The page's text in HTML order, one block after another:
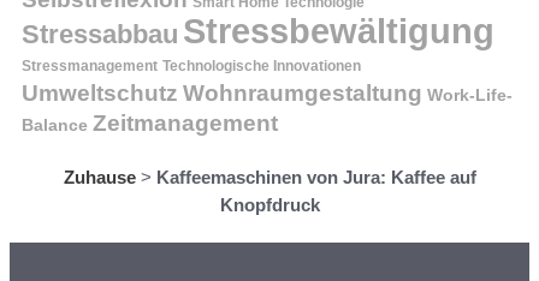
Stressabbau Stressbewältigung
Stressmanagement Technologische Innovationen
Umweltschutz Wohnraumgestaltung Work-Life-
Balance Zeitmanagement
Zuhause> Kaffeemaschinen von Jura: Kaffee auf
Knopfdruck